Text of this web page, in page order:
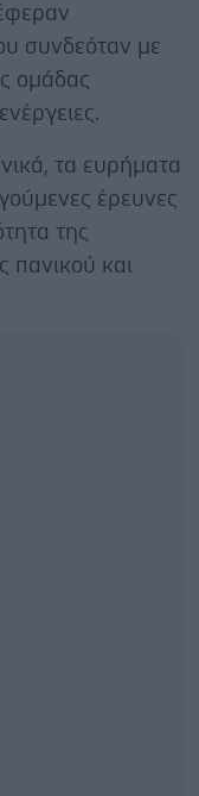
συνδεόταν με
ομάδας
τα ευρήματα
έρευνες
της
πανικού και